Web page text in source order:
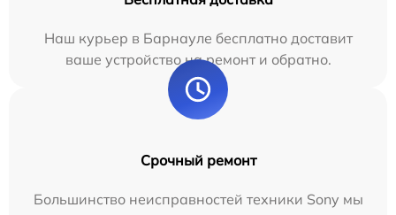
Наш курьер в Барнауле бесплатно доставит
ваше устройство на ремонт и обратно.
Срочный ремонт
Большинство неисправностей техники Sony мы